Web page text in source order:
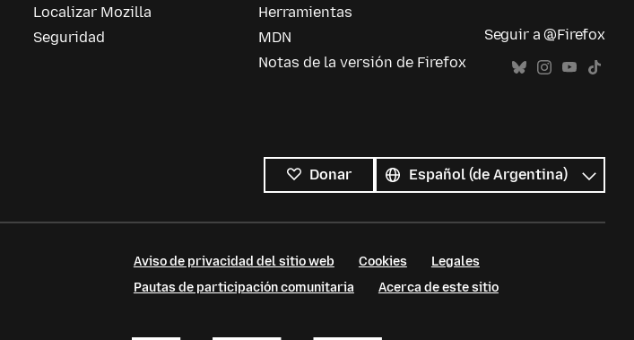
Localizar Mozilla
Seguridad
Herramientas
MDN
Notas de la versión de Firefox
Seguir a @Firefox
Donar
los
idiomas
Idioma
Aviso de privacidad del sitio web Cookies
Legales
Pautas de participación comunitaria
Acerca de este sitio